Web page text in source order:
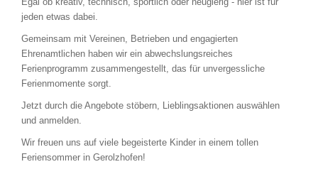
jeden etwas dabei.
Gemeinsam mit Vereinen, Betrieben und engagierten
Ehrenamtlichen haben wir ein abwechslungsreiches
Ferienprogramm zusammengestellt, das für unvergessliche
Ferienmomente sorgt.
Jetzt durch die Angebote stöbern, Lieblingsaktionen auswählen
und anmelden.
Wir freuen uns auf viele begeisterte Kinder in einem tollen
Feriensommer in Gerolzhofen!